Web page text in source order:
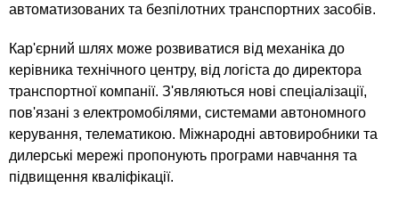
автоматизованих та безпілотних транспортних засобів.
Кар'єрний шлях може розвиватися від механіка до
керівника технічного центру, від логіста до директора
транспортної компанії. З'являються нові спеціалізації,
пов'язані з електромобілями, системами автономного
керування, телематикою. Міжнародні автовиробники та
дилерські мережі пропонують програми навчання та
підвищення кваліфікації.